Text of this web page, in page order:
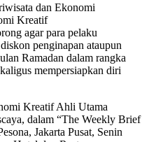
dan Ekonomi
Kreatif
agar para pelaku
penginapan ataupun
Ramadan dalam rangka
mempersiapkan diri
Kreatif Ahli Utama
dalam “The Weekly Brief
Jakarta Pusat, Senin